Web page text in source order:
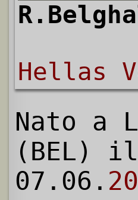
Hellas
Nato a
(BEL) il
07.06.